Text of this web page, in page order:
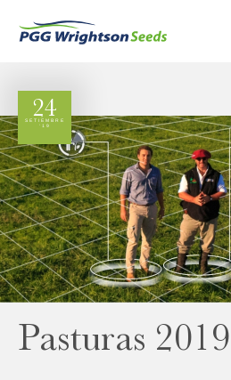
Pasturas 2019
24
SETIEMBRE
‘19